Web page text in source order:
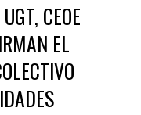
CEOE
EL